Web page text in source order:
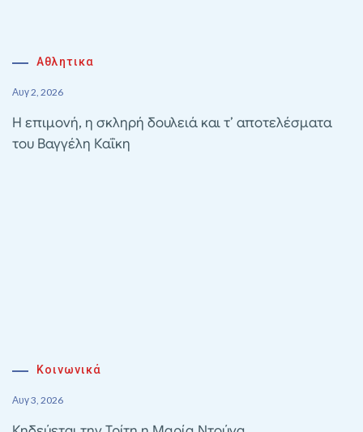
Αθλητικα
Αυγ 2, 2026
Η επιμονή, η σκληρή δουλειά και τ’ αποτελέσματα
του Βαγγέλη Καΐκη
Κοινωνικά
Αυγ 3, 2026